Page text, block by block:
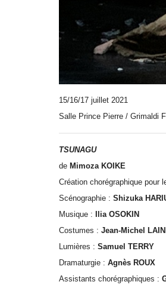
15/16/17 juillet 2021
Salle Prince Pierre / Grimaldi
TSUNAGU
de Mimoza KOIKE
Création chorégraphique pour
Scénographie : Shizuka
Musique :
Ilia OSOKIN
Costumes : Jean-Michel
Lumières : Samuel TERRY
Dramaturgie : Agnès ROUX
Assistants chorégraphiques :